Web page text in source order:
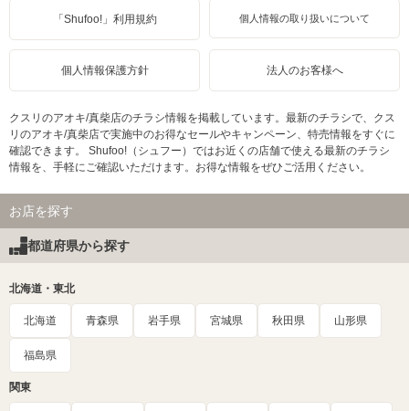
「Shufoo!」利用規約 個人情報の取り扱いについて
個人情報保護方針 法人のお客様へ
クスリのアオキ/真柴店のチラシ情報を掲載しています。最新のチラシで、クス
リのアオキ/真柴店で実施中のお得なセールやキャンペーン、特売情報をすぐに
確認できます。 Shufoo!（シュフー）ではお近くの店舗で使える最新のチラシ
情報を、手軽にご確認いただけます。お得な情報をぜひご活用ください。
お店を探す
都道府県から探す
北海道・東北
北海道 青森県 岩手県 宮城県 秋田県 山形県
福島県
関東